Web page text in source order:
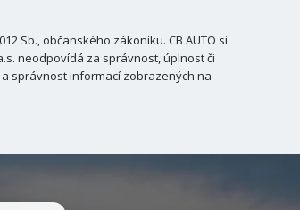
Sb., občanského zákoníku. CB AUTO si
neodpovídá za správnost, úplnost či
správnost informací zobrazených na